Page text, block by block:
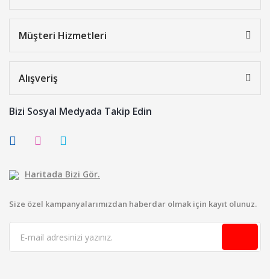
Müşteri Hizmetleri
Alışveriş
Bizi Sosyal Medyada Takip Edin
Haritada Bizi Gör.
Size özel kampanyalarımızdan haberdar olmak için kayıt olunuz.